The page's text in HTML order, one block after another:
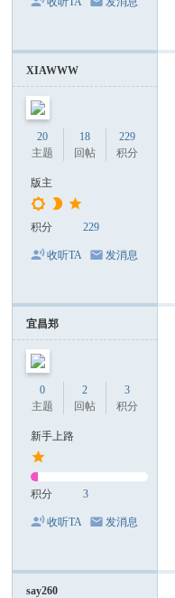
源
XIAWWW
20
主题
18
回帖
229
积分
版主
积分 229
收听TA 发消息
宜昌郑
0
主题
2
回帖
3
积分
新手上路
积分 3
收听TA 发消息
say260